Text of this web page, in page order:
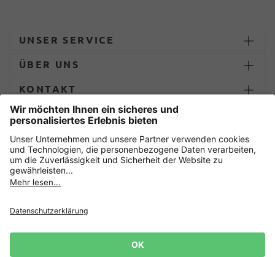
UNSER SERVICE
ÜBER UNS
KONTAKT
ZAHLUNG UND LIEFERUNG
Sicher einkaufen mit
Impressum